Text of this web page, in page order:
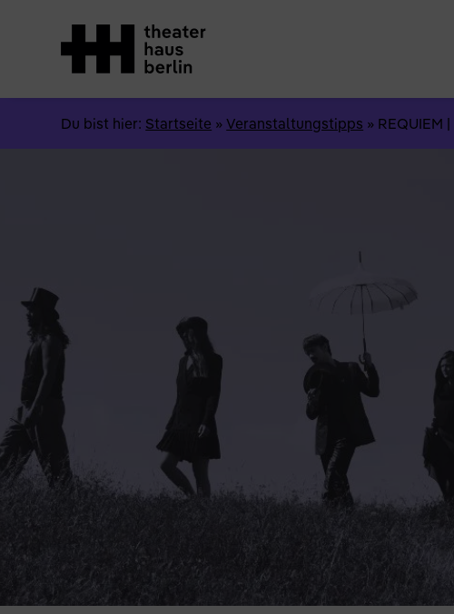
Du bist hier: Startseite »Veranstaltungstipps » REQUIEM